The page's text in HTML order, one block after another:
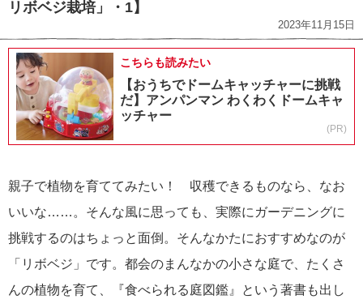
リボベジ栽培」・1】
2023年11月15日
こちらも読みたい
【おうちでドームキャッチャーに挑戦
だ】アンパンマン わくわくドームキャ
ッチャー
(PR)
親子で植物を育ててみたい！ 収穫できるものなら、なお
いいな……。そんな風に思っても、実際にガーデニングに
挑戦するのはちょっと面倒。そんなかたにおすすめなのが
「リボベジ」です。都会のまんなかの小さな庭で、たくさ
んの植物を育て、『食べられる庭図鑑』という著書も出し